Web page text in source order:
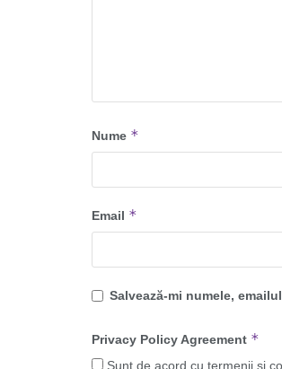
Nume *
Email *
Salvează-mi numele,
Privacy Policy Agreement *
Sunt de acord cu termenii și